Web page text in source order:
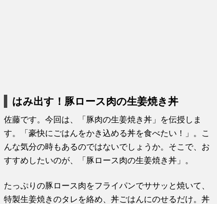
はみ出す！豚ロース肉の生姜焼き丼
佐藤です。今回は、「豚肉の生姜焼き丼」を伝授しま
す。「豪快にごはんをかき込める丼を食べたい！」。こ
んな気分の時もあるのではないでしょうか。そこで、お
すすめしたいのが、「豚ロース肉の生姜焼き丼」。
たっぷりの豚ロース肉をフライパンでササッと焼いて、
特製生姜焼きのタレを絡め、丼ごはんにのせるだけ。丼